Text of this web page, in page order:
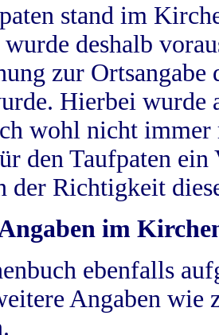
stand im
deshalb
zur
Hierbei wurde
wohl nicht
den Taufpaten
der Richtigkeit
im
ebenfalls
Angaben wie